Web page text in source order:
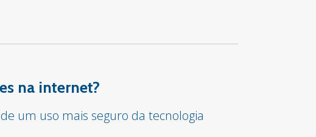
na internet?
um uso mais seguro da tecnologia